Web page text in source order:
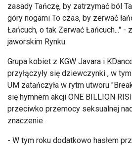
zasady Tańczę, by zatrzymać ból
góry nogami To czas, by zerwać
Łańcuch, o tak Zerwać Łańcuch..." -
jaworskim Rynku.
Grupa kobiet z KGW Javara i
przyłączyły się dziewczynki , w
UM zatańczyła w rytm utworu
się hymnem akcji ONE BILLION
przeciwko przemocy seksualnej
znaczenie.
- W tym roku dodatkowo hasłem